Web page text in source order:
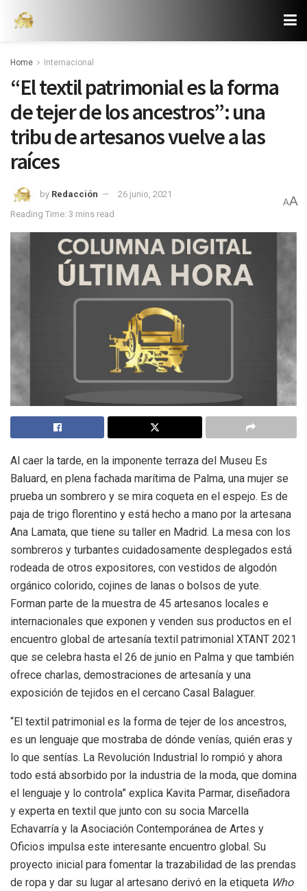
Home Internacional
“El textil patrimonial es la forma
de tejer de los ancestros”: una
tribu de artesanos vuelve a las
raíces
by Redacción
26 junio, 2021
Reading Time: 3 mins read
AA
Al caer la tarde, en la imponente terraza del Museu Es
Baluard, en plena fachada marítima de Palma, una mujer se
prueba un sombrero y se mira coqueta en el espejo. Es de
paja de trigo florentino y está hecho a mano por la artesana
Ana Lamata, que tiene su taller en Madrid. La mesa con los
sombreros y turbantes cuidadosamente desplegados está
rodeada de otros expositores, con vestidos de algodón
orgánico colorido, cojines de lanas o bolsos de yute.
Forman parte de la muestra de 45 artesanos locales e
internacionales que exponen y venden sus productos en el
encuentro global de artesanía textil patrimonial XTANT 2021
que se celebra hasta el 26 de junio en Palma y que también
ofrece charlas, demostraciones de artesanía y una
exposición de tejidos en el cercano Casal Balaguer.
“El textil patrimonial es la forma de tejer de los ancestros,
es un lenguaje que mostraba de dónde venías, quién eras y
lo que sentías. La Revolución Industrial lo rompió y ahora
todo está absorbido por la industria de la moda, que domina
el lenguaje y lo controla” explica Kavita Parmar, diseñadora
y experta en textil que junto con su socia Marcella
Echavarría y la Asociación Contemporánea de Artes y
Oficios impulsa este interesante encuentro global. Su
proyecto inicial para fomentar la trazabilidad de las prendas
de ropa y dar su lugar al artesano derivó en la etiqueta Who